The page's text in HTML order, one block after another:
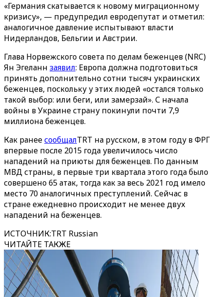
«Германия скатывается к новому миграционному
кризису», — предупредил евродепутат и отметил:
аналогичное давление испытывают власти
Нидерландов, Бельгии и Австрии.
Глава Норвежского совета по делам беженцев (NRC)
Ян Эгеланн заявил: Европа должна подготовиться
принять дополнительно сотни тысяч украинских
беженцев, поскольку у этих людей «остался только
такой выбор: или беги, или замерзай». С начала
войны в Украине страну покинули почти 7,9
миллиона беженцев.
Как ранеесообщалTRT на русском, в этом году в ФРГ
впервые после 2015 года увеличилось число
нападений на приюты для беженцев. По данным
МВД страны, в первые три квартала этого года было
совершено 65 атак, тогда как за весь 2021 год имело
место 70 аналогичных преступлений. Сейчас в
стране ежедневно происходит не менее двух
нападений на беженцев.
ИСТОЧНИК:TRT Russian
ЧИТАЙТЕ ТАКЖЕ